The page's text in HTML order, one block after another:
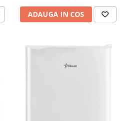
ADAUGA IN COS